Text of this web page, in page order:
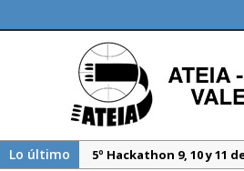
Lo último
5º Hackathon 9, 10 y 11